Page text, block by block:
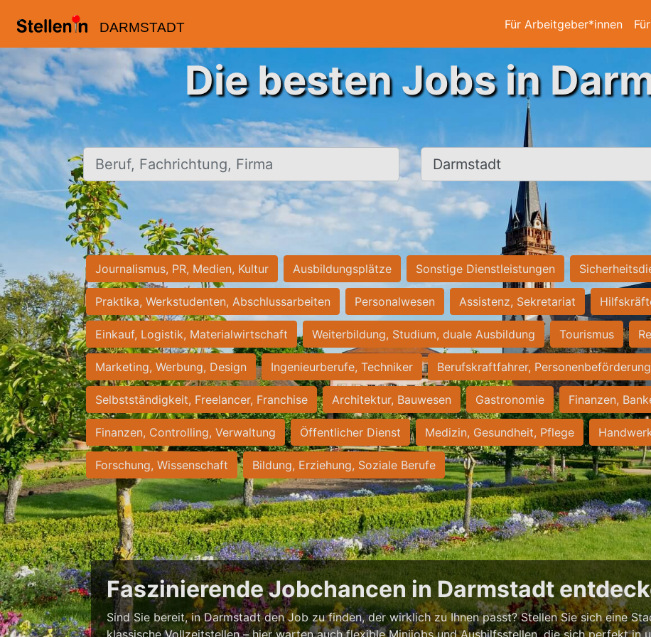
DARMSTADT Für Arbeitgeber*innen
Die besten Jobs in
Beruf, Fachrichtung, Firma Ort, Stadt
Journalismus, PR, Medien, Kultur Ausbildungsplätze Sonstige Dienstleistungen
Praktika, Werkstudenten, Abschlussarbeiten Personalwesen Assistenz, Sekretariat
Einkauf, Logistik, Materialwirtschaft Weiterbildung, Studium, duale Ausbildung Tourismus
Marketing, Werbung, Design Ingenieurberufe, Techniker Berufskraftfahrer, Personenbeförderung
Selbstständigkeit, Freelancer, Franchise Architektur, Bauwesen Gastronomie Finanzen,
Finanzen, Controlling, Verwaltung Öffentlicher Dienst Medizin, Gesundheit, Pflege
Forschung, Wissenschaft Bildung, Erziehung, Soziale Berufe
Faszinierende Jobchancen in Darmstadt
Sind Sie bereit, in Darmstadt den Job zu finden, der wirklich zu Ihnen passt? Stellen Sie sich eine